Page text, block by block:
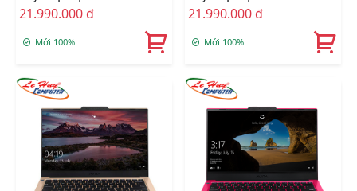
V14 NS14A8VNR571-FLB
SSD/14 FHD/Win10/Lilac)
21.990.000 đ
Mới 100%
V14 NS14A8VNR571-BPB
SSD/14 FHD/Win10/Pink)
21.990.000 đ
Mới 100%